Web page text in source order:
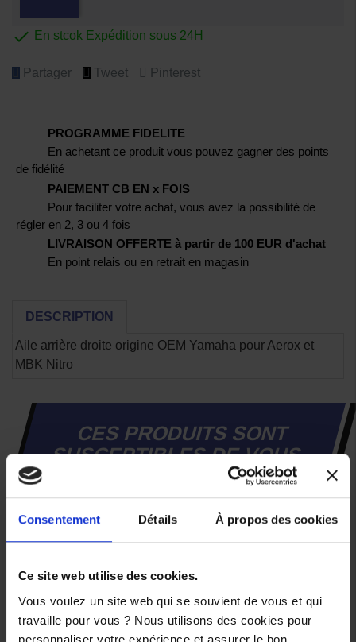
Consentement Détails À propos des cookies
Ce site web utilise des cookies.
Vous voulez un site web qui se souvient de vous et qui
travaille pour vous ? Nous utilisons des cookies pour
personnaliser votre expérience et assurer le bon
 En stcok Expédition sous 24H
Partager Tweet Pinterest
PROGRAMME FIDELITE
En achetant ce produit vous pouvez gagner des points
de fidélité
PAIEMENT CB EN x FOIS
Pour faciliter votre achat, vous avez la possibilité de
régler en 2, 3 ou 4 fois
LIVRAISON OFFERTE à partir de 100 EUR d'achat
En point relais ou en retrait en magasin
DESCRIPTION
Aile arrière droite origine OEM Yamaha pour Aerox et
MBK Nitro
CES PRODUITS SONT
SUSCEPTIBLES DE VOUS
INTÉRESSER
-20%